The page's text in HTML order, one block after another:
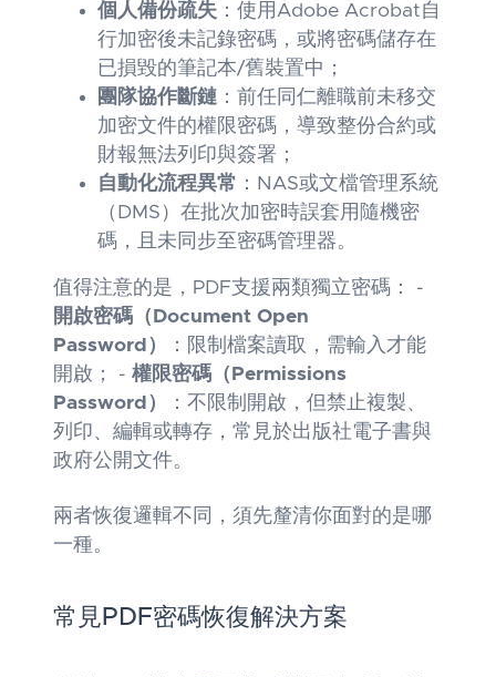
個人備份疏失 ：使用Adobe Acrobat自
行加密後未記錄密碼，或將密碼儲存在
已損毀的筆記本/舊裝置中；
團隊協作斷鏈 ：前任同仁離職前未移交
加密文件的權限密碼，導致整份合約或
財報無法列印與簽署；
自動化流程異常 ：NAS或文檔管理系統
（DMS）在批次加密時誤套用隨機密
碼，且未同步至密碼管理器。
值得注意的是，PDF支援兩類獨立密碼： -
開啟密碼（Document Open
Password）
：限制檔案讀取，需輸入才能
開啟； - 權限密碼（Permissions
Password）
：不限制開啟，但禁止複製、
列印、編輯或轉存，常見於出版社電子書與
政府公開文件。
兩者恢復邏輯不同，須先釐清你面對的是哪
一種。
常見PDF密碼恢復解決方案